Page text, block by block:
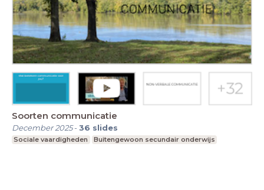
Soorten communicatie
December 2025-36 slides
Sociale vaardigheden Buitengewoon secundair onderwijs